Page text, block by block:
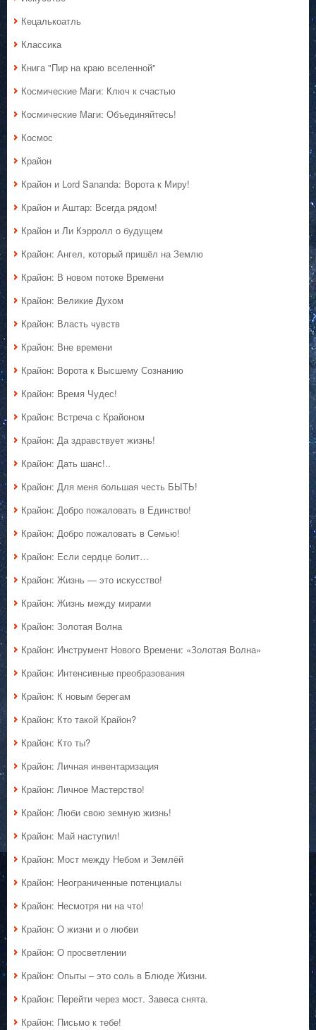
Кецалькоатль
Классика
Книга "Пир на краю вселенной"
Космические Маги: Ключ к счастью
Космические Маги: Объединяйтесь!
Космос
Крайон
Крайон и Lord Sananda: Ворота к Миру!
Крайон и Аштар: Всегда рядом!
Крайон и Ли Кэрролл о будущем
Крайон: Ангел, который пришёл на Землю
Крайон: В новом потоке Времени
Крайон: Великие Духом
Крайон: Власть чувств
Крайон: Вне времени
Крайон: Ворота к Высшему Сознанию
Крайон: Время Чудес!
Крайон: Встреча с Крайоном
Крайон: Да здравствует жизнь!
Крайон: Дать шанс!..
Крайон: Для меня большая честь БЫТЬ!
Крайон: Добро пожаловать в Единство!
Крайон: Добро пожаловать в Семью!
Крайон: Если сердце болит…
Крайон: Жизнь — это искусство!
Крайон: Жизнь между мирами
Крайон: Золотая Волна
Крайон: Инструмент Нового Времени: «Золотая Волна»
Крайон: Интенсивные преобразования
Крайон: К новым берегам
Крайон: Кто такой Крайон?
Крайон: Кто ты?
Крайон: Личная инвентаризация
Крайон: Личное Мастерство!
Крайон: Люби свою земную жизнь!
Крайон: Май наступил!
Крайон: Мост между Небом и Землёй
Крайон: Неограниченные потенциалы
Крайон: Несмотря ни на что!
Крайон: О жизни и о любви
Крайон: О просветлении
Крайон: Опыты – это соль в Блюде Жизни.
Крайон: Перейти через мост. Завеса снята.
Крайон: Письмо к тебе!